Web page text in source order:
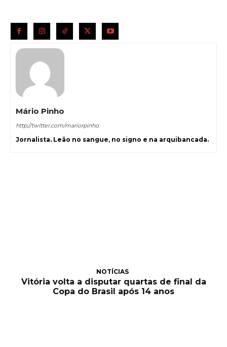
Mário Pinho
http://twitter.com/mariorpinho
Jornalista. Leão no sangue, no signo e na arquibancada.
NOTÍCIAS
Vitória volta a disputar quartas de final da
Copa do Brasil após 14 anos